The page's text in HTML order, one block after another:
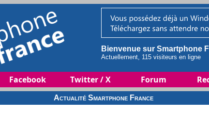
Bienvenue sur Smartphone
Actuellement, 115 visiteurs en ligne
Facebook Twitter / X Forum
Actualité Smartphone France